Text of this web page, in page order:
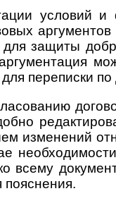
условий и
для защиты
пере­писки по
изме­не­ний
всему
пояс­нения.